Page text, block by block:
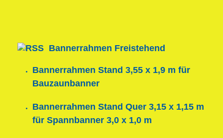
Bannerrahmen Freistehend
Bannerrahmen Stand 3,55 x 1,9 m für
Bauzaunbanner
Bannerrahmen Stand Quer 3,15 x 1,15 m
für Spannbanner 3,0 x 1,0 m